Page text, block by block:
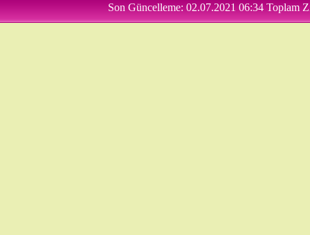
Son Güncelleme: 02.07.2021 06:34 Toplam